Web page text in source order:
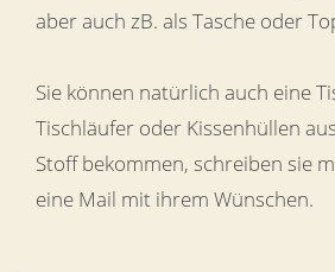
aber auch zB. als Tasche oder
Sie können natürlich auch eine
Tischläufer oder Kissenhüllen
Stoff bekommen, schreiben sie
eine Mail mit ihrem Wünschen.